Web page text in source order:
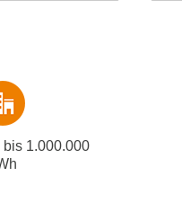
bis 1.000.000